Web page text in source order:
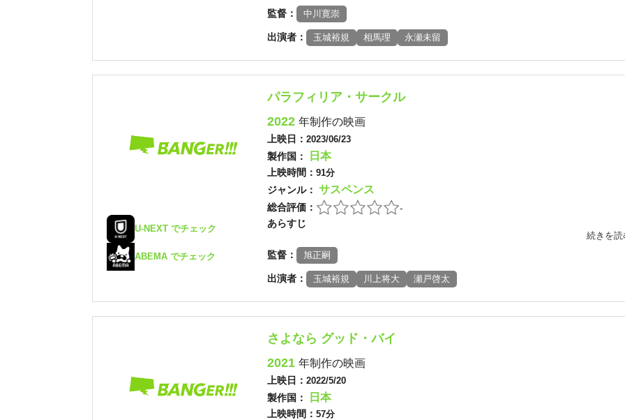
監督： 中川寛崇
出演者： 玉城裕規 相馬理 永瀬未留
U-NEXT でチェック
ABEMA でチェック
パラフィリア・サークル
2022 年制作の映画
上映日： 2023/06/23
製作国： 日本
上映時間： 91分
ジャンル： サスペンス
総合評価： -
あらすじ
続きを読
監督： 旭正嗣
出演者： 玉城裕規 川上将大 瀬戸啓太
さよなら グッド・バイ
2021 年制作の映画
上映日： 2022/5/20
製作国： 日本
上映時間： 57分